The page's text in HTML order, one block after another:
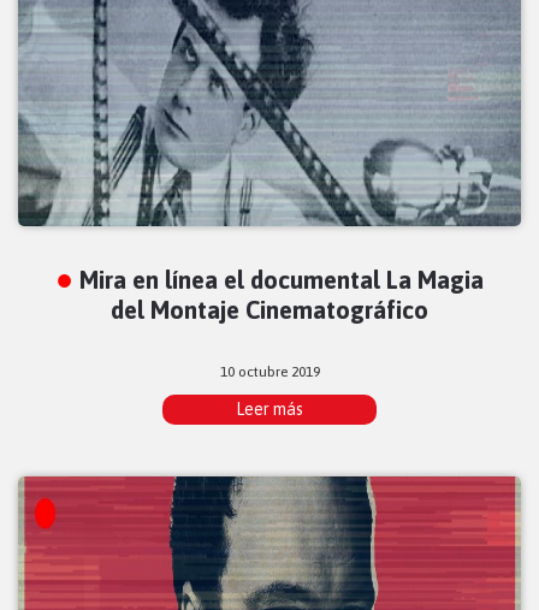
Mira en línea el documental La Magia
del Montaje Cinematográfico
10 octubre 2019
Leer más